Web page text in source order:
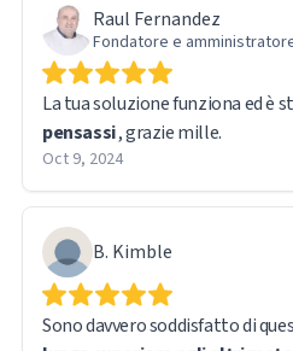
Raul Fernandez
Fondatore e
La tua soluzione funziona ed è
pensassi, grazie mille.
Oct 9, 2024
B. Kimble
Sono davvero soddisfatto di